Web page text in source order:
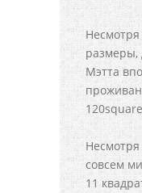
размеры,
Мэтта
совсем
11